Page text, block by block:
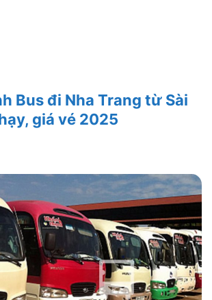
Bus đi Nha Trang từ Sài
giá vé 2025